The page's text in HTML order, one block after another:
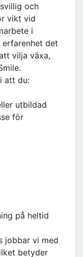
och
vikt vid
i
erfarenhet det
vilja växa,
att du:
utbildad
för
på heltid
jobbar vi med
betyder